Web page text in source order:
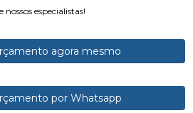
especialistas!
agora mesmo
por Whatsapp